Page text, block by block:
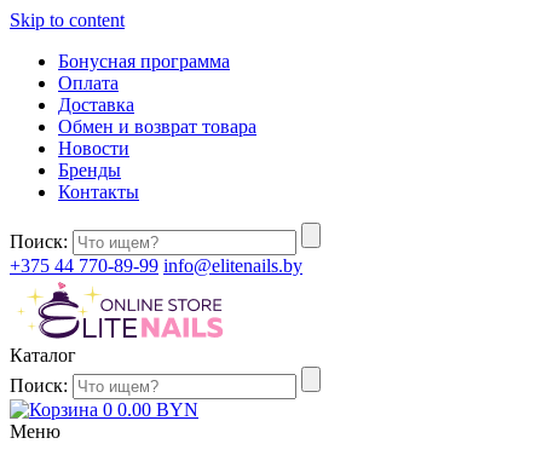
Skip to content
Бонусная программа
Оплата
Доставка
Обмен и возврат товара
Новости
Бренды
Контакты
Поиск:
+375 44 770-89-99 info@elitenails.by
Каталог
Поиск:
0 0.00 BYN
Меню